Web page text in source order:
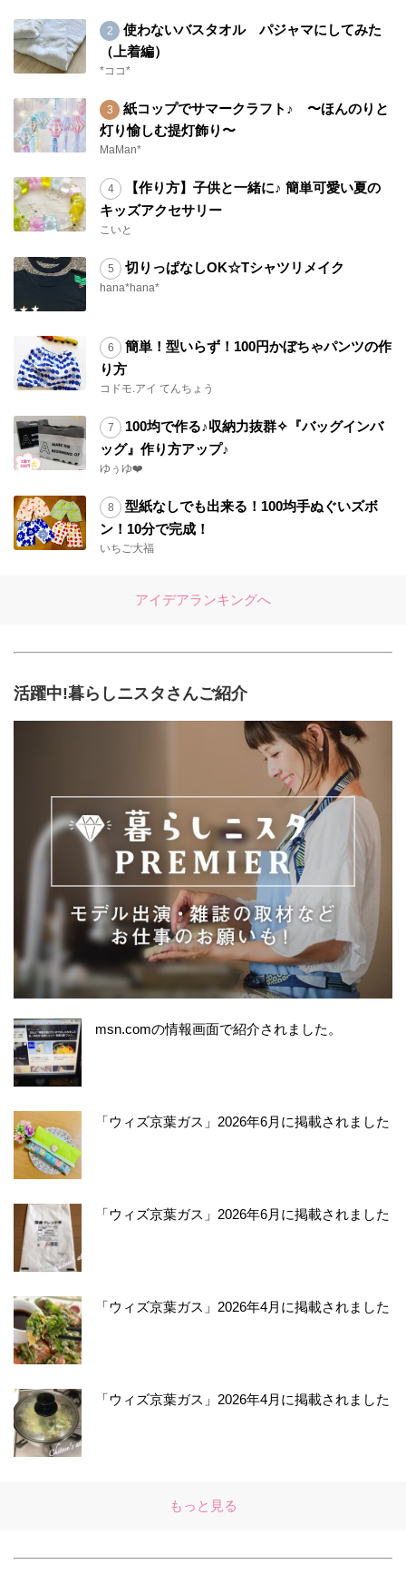
使わないバスタオル パジャマにしてみた
（上着編）
*ココ*
紙コップでサマークラフト♪ 〜ほんのりと
灯り愉しむ提灯飾り〜
MaMan*
【作り方】子供と一緒に♪ 簡単可愛い夏の
キッズアクセサリー
こいと
切りっぱなしOK☆Tシャツリメイク
hana*hana*
簡単！型いらず！100円かぼちゃパンツの作
り方
コドモ.アイ てんちょう
100均で作る♪収納力抜群✧『バッグインバ
ッグ』作り方アップ♪
ゆぅゆ❤️
型紙なしでも出来る！100均手ぬぐいズボ
ン！10分で完成！
いちご大福
アイデアランキングへ
活躍中!暮らしニスタさんご紹介
msn.comの情報画面で紹介されました。
「ウィズ京葉ガス」2026年6月に掲載されました
「ウィズ京葉ガス」2026年6月に掲載されました
「ウィズ京葉ガス」2026年4月に掲載されました
「ウィズ京葉ガス」2026年4月に掲載されました
もっと見る